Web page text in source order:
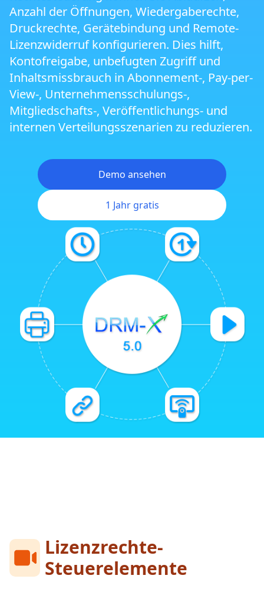
Sicherheitsbrowser ZJGet der nächsten
Generation
Smart Prevent Screen Recording
Bildschirmausgabeeinschränkungen und
Mehrbildschirmschutz
Triple-Wasserzeichen-Schutz
Virtual Machine und Cloud PC Schutz
Cross-Platform DRM
Flexible Rechteverwaltung
Tiefe Integration mit 1AICloud
Integration mit Ihrer Website oder LMS
Verschiedene Geschäftsmodelle &
Monetarisierung
Anzahl der Öffnungen, Wiedergaberechte,
Druckrechte, Gerätebindung und Remote-
Lizenzwiderruf konfigurieren. Dies hilft,
Kontofreigabe, unbefugten Zugriff und
Inhaltsmissbrauch in Abonnement-, Pay-per-
View-, Unternehmensschulungs-,
Mitgliedschafts-, Veröffentlichungs- und
internen Verteilungsszenarien zu reduzieren.
Demo ansehen
1 Jahr gratis
Lizenzrechte-
Steuerelemente